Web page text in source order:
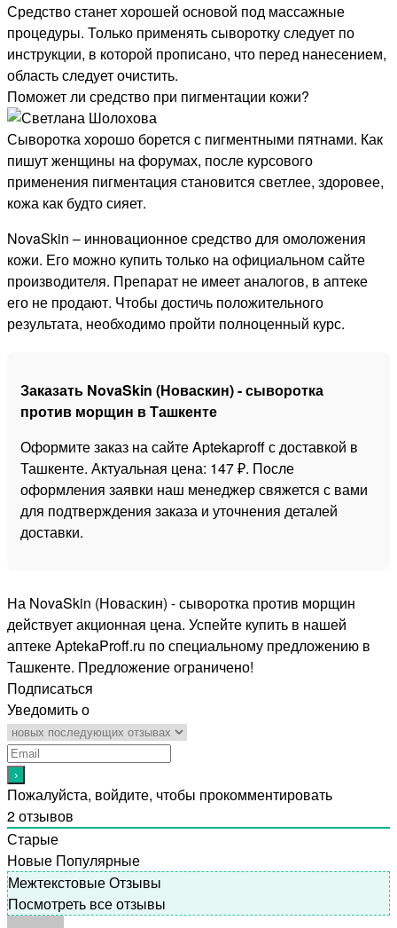
Средство станет хорошей основой под массажные
процедуры. Только применять сыворотку следует по
инструкции, в которой прописано, что перед нанесением,
область следует очистить.
Поможет ли средство при пигментации кожи?
Сыворотка хорошо борется с пигментными пятнами. Как
пишут женщины на форумах, после курсового
применения пигментация становится светлее, здоровее,
кожа как будто сияет.
NovaSkin – инновационное средство для омоложения
кожи. Его можно купить только на официальном сайте
производителя. Препарат не имеет аналогов, в аптеке
его не продают. Чтобы достичь положительного
результата, необходимо пройти полноценный курс.
Заказать NovaSkin (Новаскин) - сыворотка
против морщин в Ташкенте
Оформите заказ на сайте Aptekaproff с доставкой в
Ташкенте. Актуальная цена: 147 ₽. После
оформления заявки наш менеджер свяжется с вами
для подтверждения заказа и уточнения деталей
доставки.
На NovaSkin (Новаскин) - сыворотка против морщин
действует акционная цена. Успейте купить в нашей
аптеке AptekaProff.ru по специальному предложению в
Ташкенте. Предложение ограничено!
Подписаться
Уведомить о
Пожалуйста, войдите, чтобы прокомментировать
2отзывов
Старые
Новые Популярные
Межтекстовые Отзывы
Посмотреть все отзывы